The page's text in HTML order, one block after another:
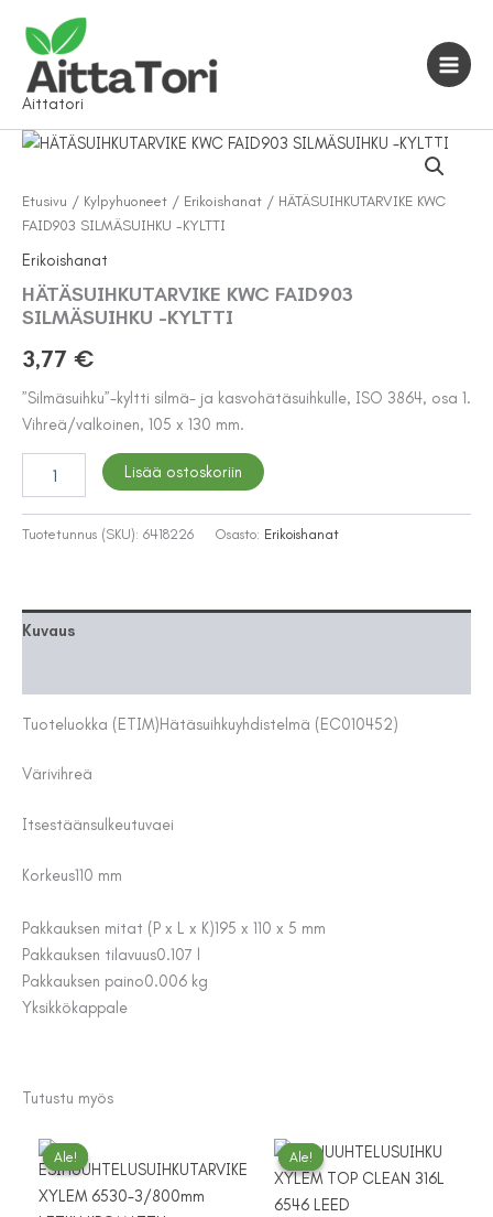
sisältöön
Aittatori
Etusivu / Kylpyhuoneet / Erikoishanat / HÄTÄSUIHKUTARVIKE KWC
FAID903 SILMÄSUIHKU -KYLTTI
Erikoishanat
HÄTÄSUIHKUTARVIKE KWC FAID903
SILMÄSUIHKU -KYLTTI
3,77 €
”Silmäsuihku”-kyltti silmä- ja kasvohätäsuihkulle, ISO 3864, osa 1.
Vihreä/valkoinen, 105 x 130 mm.
HÄTÄSUIHKUTARVIKE
SILMÄSUIHKU
Lisää ostoskoriin
Tuotetunnus (SKU): 6418226 Osasto: Erikoishanat
Kuvaus
Tuoteluokka (ETIM)Hätäsuihkuyhdistelmä (EC010452)
Värivihreä
Itsestäänsulkeutuvaei
Korkeus110 mm
Pakkauksen mitat (P x L x K)195 x 110 x 5 mm
Pakkauksen tilavuus0.107 l
Pakkauksen paino0.006 kg
Yksikkökappale
Tutustu myös
Ale!
Ale! Ale!
Ale!